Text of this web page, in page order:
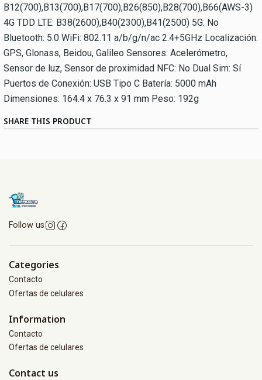
B12(700),B13(700),B17(700),B26(850),B28(700),B66(AWS-3)
4G TDD LTE: B38(2600),B40(2300),B41(2500) 5G: No
Bluetooth: 5.0 WiFi: 802.11 a/b/g/n/ac 2.4+5GHz Localización:
GPS, Glonass, Beidou, Galileo Sensores: Acelerómetro,
Sensor de luz, Sensor de proximidad NFC: No Dual Sim: Sí
Puertos de Conexión: USB Tipo C Batería: 5000 mAh
Dimensiones: 164.4 x 76.3 x 91 mm Peso: 192g
SHARE THIS PRODUCT
Follow us
Categories
Contacto
Ofertas de celulares
Information
Contacto
Ofertas de celulares
Contact us